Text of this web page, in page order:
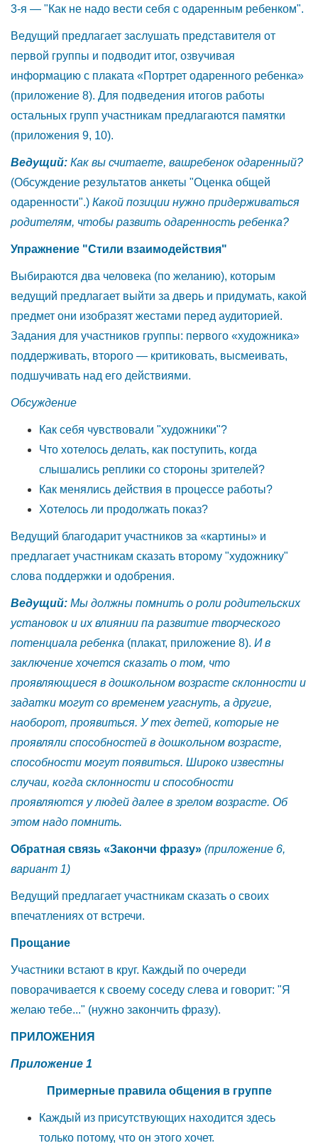
3-я — "Как не надо вести себя с одаренным ребенком".
Ведущий предлагает заслушать представителя от
первой группы и подводит итог, озвучивая
информацию с плаката «Портрет одаренного ребенка»
(приложение 8). Для подведения итогов работы
остальных групп участникам предлагаются памятки
(приложения 9, 10).
Ведущий: Как вы считаете, вашребенок одаренный?
(Обсуждение результатов анкеты "Оценка общей
одаренности".) Какой позиции нужно придерживаться
родителям, чтобы развить одаренность ребенка?
Упражнение "Стили взаимодействия"
Выбираются два человека (по желанию), которым
ведущий предлагает выйти за дверь и придумать, какой
предмет они изобразят жестами перед аудиторией.
Задания для участников группы: первого «художника»
поддерживать, второго — критиковать, высмеивать,
подшучивать над его действиями.
Обсуждение
Как себя чувствовали "художники"?
Что хотелось делать, как поступить, когда
слышались реплики со стороны зрителей?
Как менялись действия в процессе работы?
Хотелось ли продолжать показ?
Ведущий благодарит участников за «картины» и
предлагает участникам сказать второму "художнику"
слова поддержки и одобрения.
Ведущий: Мы должны помнить о роли родительских
установок и их влиянии па развитие творческого
потенциала ребенка (плакат, приложение 8). И в
заключение хочется сказать о том, что
проявляющиеся в дошкольном возрасте склонности и
задатки могут со временем угаснуть, а другие,
наоборот, проявиться. У тех детей, которые не
проявляли способностей в дошкольном возрасте,
способности могут появиться. Широко известны
случаи, когда склонности и способности
проявляются у людей далее в зрелом возрасте. Об
этом надо помнить.
Обратная связь «Закончи фразу» (приложение 6,
вариант 1)
Ведущий предлагает участникам сказать о своих
впечатлениях от встречи.
Прощание
Участники встают в круг. Каждый по очереди
поворачивается к своему соседу слева и говорит: "Я
желаю тебе..." (нужно закончить фразу).
ПРИЛОЖЕНИЯ
Приложение 1
Примерные правила общения в группе
Каждый из присутствующих находится здесь
только потому, что он этого хочет.